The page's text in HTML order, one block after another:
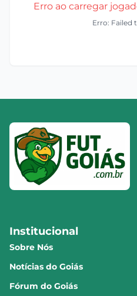
Erro ao carregar
Erro: Failed
Institucional
Sobre Nós
Notícias do Goiás
Fórum do Goiás